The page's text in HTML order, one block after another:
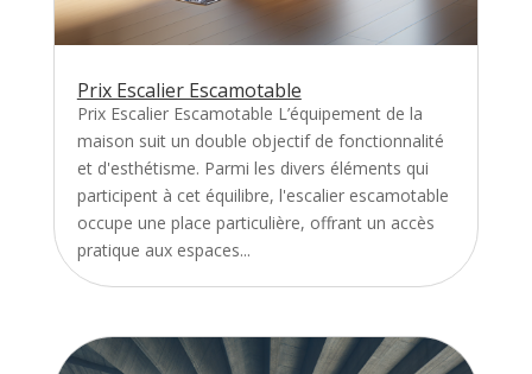
Prix Escalier Escamotable
Prix Escalier Escamotable L’équipement de la
maison suit un double objectif de fonctionnalité
et d'esthétisme. Parmi les divers éléments qui
participent à cet équilibre, l'escalier escamotable
occupe une place particulière, offrant un accès
pratique aux espaces...